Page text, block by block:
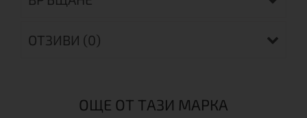
ОТЗИВИ (0)
ОЩЕ ОТ ТАЗИ МАРКА